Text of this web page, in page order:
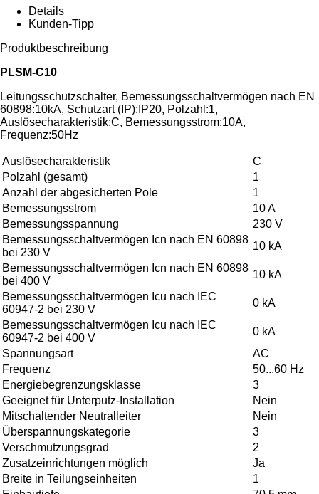
Details
Kunden-Tipp
Produktbeschreibung
PLSM-C10
Leitungsschutzschalter, Bemessungsschaltvermögen nach EN
60898:10kA, Schutzart (IP):IP20, Polzahl:1,
Auslösecharakteristik:C, Bemessungsstrom:10A,
Frequenz:50Hz
Auslösecharakteristik
C
Polzahl (gesamt)
1
Anzahl der abgesicherten Pole
1
Bemessungsstrom
10 A
Bemessungsspannung
230 V
Bemessungsschaltvermögen Icn nach EN 60898
bei 230 V
10 kA
Bemessungsschaltvermögen Icn nach EN 60898
bei 400 V
10 kA
Bemessungsschaltvermögen Icu nach IEC
60947-2 bei 230 V
0 kA
Bemessungsschaltvermögen Icu nach IEC
60947-2 bei 400 V
0 kA
Spannungsart
AC
Frequenz
50...60 Hz
Energiebegrenzungsklasse
3
Geeignet für Unterputz-Installation
Nein
Mitschaltender Neutralleiter
Nein
Überspannungskategorie
3
Verschmutzungsgrad
2
Zusatzeinrichtungen möglich
Ja
Breite in Teilungseinheiten
1